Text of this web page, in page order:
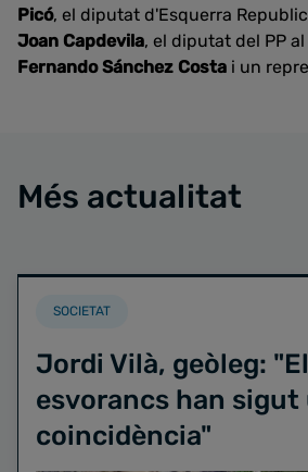
Picó, el diputat d'Esquerra
Joan Capdevila, el diputat del PP
Fernando Sánchez Costa i un
Més actualitat
SOCIETAT
Jordi Vilà, geòleg:
esvorancs han sigut
coincidència"